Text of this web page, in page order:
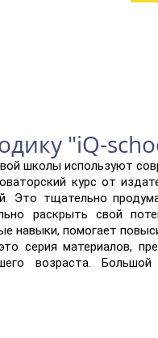
"iQ-
школы используют
курс от
Это тщательно
раскрыть свой
навыки, помогает
серия материалов,
возраста.